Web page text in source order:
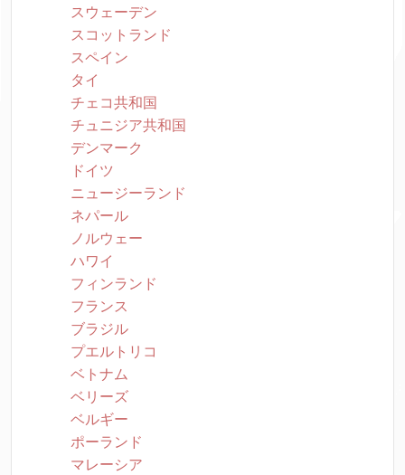
スウェーデン
スコットランド
スペイン
タイ
チェコ共和国
チュニジア共和国
デンマーク
ドイツ
ニュージーランド
ネパール
ノルウェー
ハワイ
フィンランド
フランス
ブラジル
プエルトリコ
ベトナム
ベリーズ
ベルギー
ポーランド
マレーシア